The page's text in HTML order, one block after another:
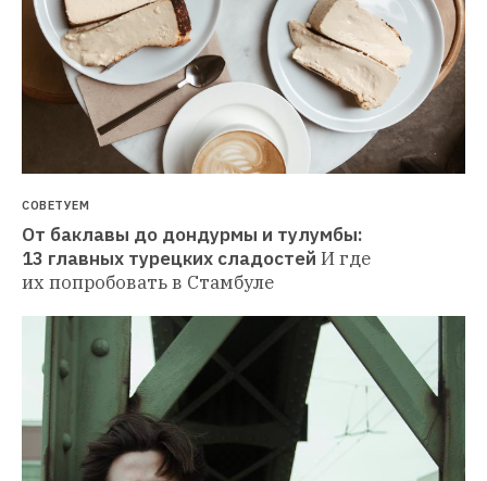
СОВЕТУЕМ
От баклавы до дондурмы и тулумбы:
13 главных турецких сладостей И где
их попробовать в Стамбуле